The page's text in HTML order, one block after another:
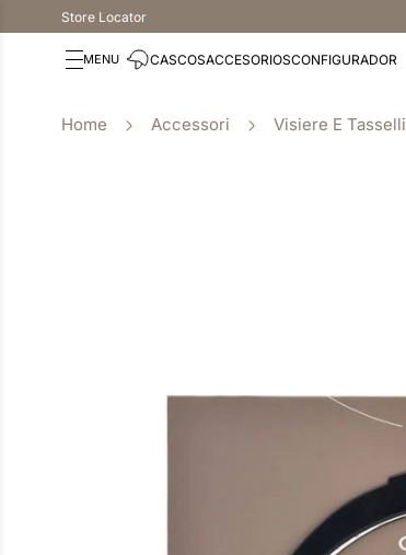
Store Locator
CASCOSACCESORIOSCONFIGURADOR
Accessori Visiere E Tasselli